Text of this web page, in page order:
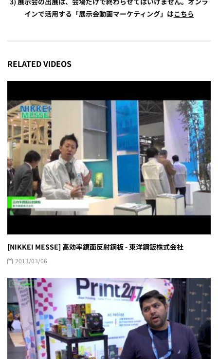
インで活用する「展示会動画マーケティング」はこちら
RELATED VIDEOS
[NIKKEI MESSE] 高効率鏡面反射鋼板 - 東洋鋼鈑株式会社
2013/03/06